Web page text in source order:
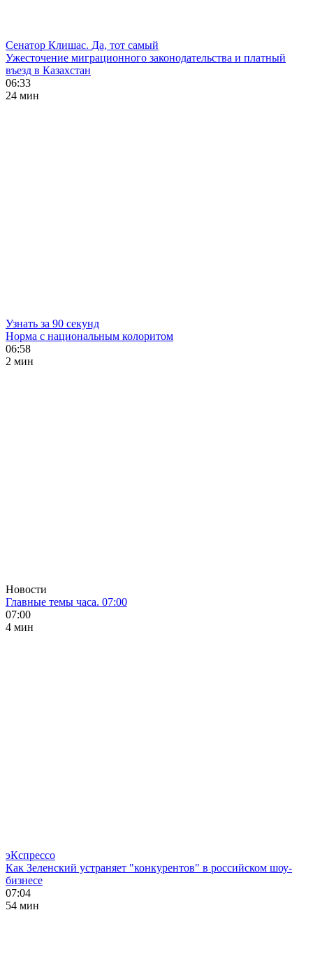
Сенатор Клишас. Да, тот самый
Ужесточение миграционного законодательства и платный
въезд в Казахстан
06:33
24 мин
Узнать за 90 секунд
Норма с национальным колоритом
06:58
2 мин
Новости
Главные темы часа. 07:00
07:00
4 мин
эКспрессо
Как Зеленский устраняет "конкурентов" в российском шоу-
бизнесе
07:04
54 мин